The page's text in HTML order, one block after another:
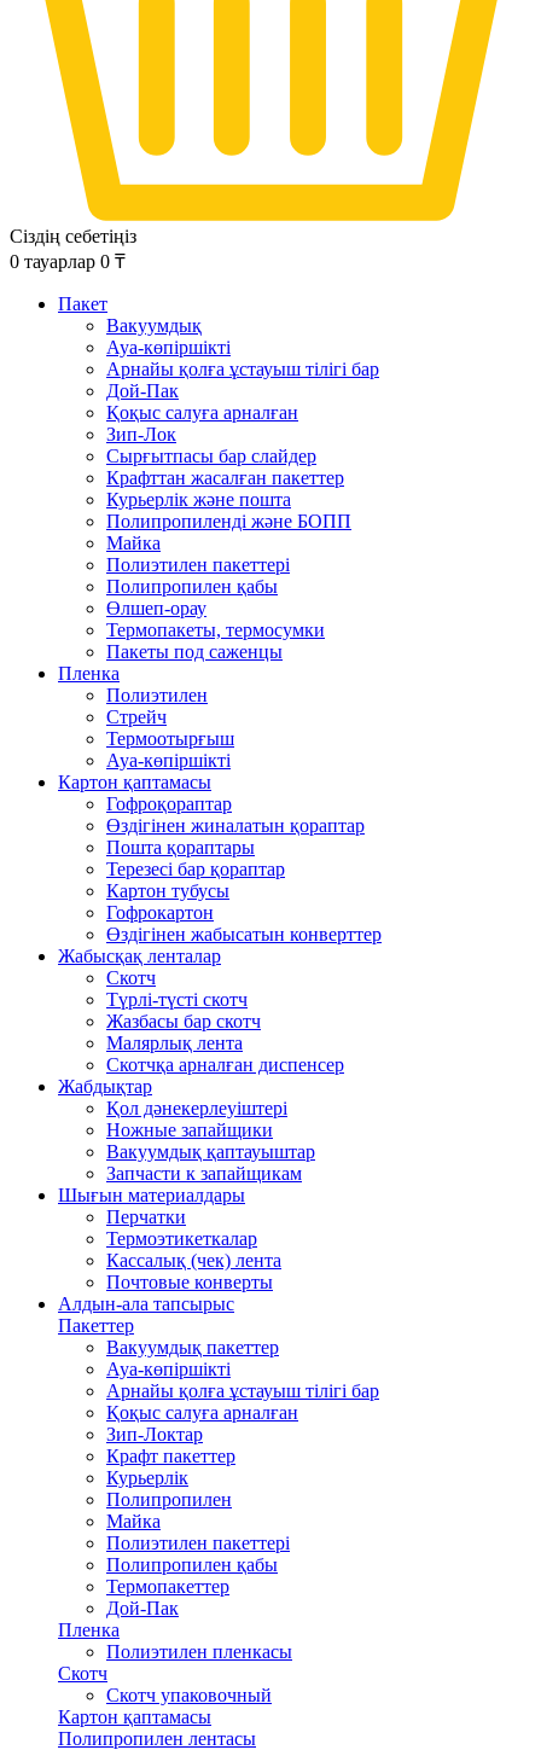
Сіздің себетіңіз
0 тауарлар 0 ₸
Пакет
Вакуумдық
Ауа-көпіршікті
Арнайы қолға ұстауыш тілігі бар
Дой-Пак
Қоқыс салуға арналған
Зип-Лок
Сырғытпасы бар слайдер
Крафттан жасалған пакеттер
Курьерлік және пошта
Полипропиленді және БОПП
Майка
Полиэтилен пакеттері
Полипропилен қабы
Өлшеп-орау
Термопакеты, термосумки
Пакеты под саженцы
Пленка
Полиэтилен
Стрейч
Термоотырғыш
Ауа-көпіршікті
Картон қаптамасы
Гофроқораптар
Өздігінен жиналатын қораптар
Пошта қораптары
Терезесі бар қораптар
Картон тубусы
Гофрокартон
Өздігінен жабысатын конверттер
Жабысқақ ленталар
Скотч
Түрлі-түсті скотч
Жазбасы бар скотч
Малярлық лента
Скотчқа арналған диспенсер
Жабдықтар
Қол дәнекерлеуіштері
Ножные запайщики
Вакуумдық қаптауыштар
Запчасти к запайщикам
Шығын материалдары
Перчатки
Термоэтикеткалар
Кассалық (чек) лента
Почтовые конверты
Алдын-ала тапсырыс
Пакеттер
Вакуумдық пакеттер
Ауа-көпіршікті
Арнайы қолға ұстауыш тілігі бар
Қоқыс салуға арналған
Зип-Локтар
Крафт пакеттер
Курьерлік
Полипропилен
Майка
Полиэтилен пакеттері
Полипропилен қабы
Термопакеттер
Дой-Пак
Пленка
Полиэтилен пленкасы
Скотч
Скотч упаковочный
Картон қаптамасы
Полипропилен лентасы